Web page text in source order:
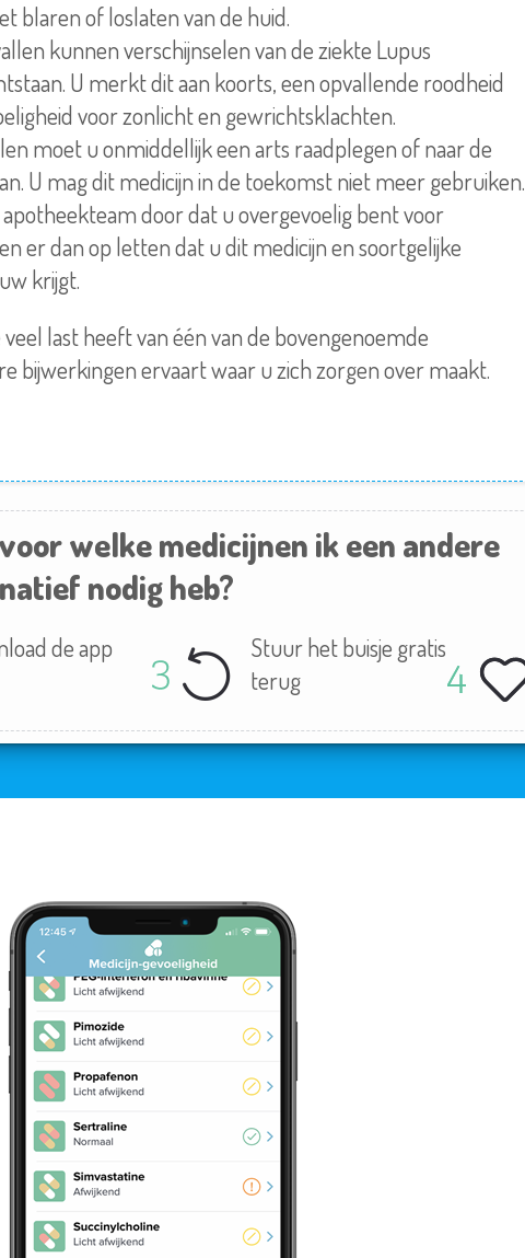
blaren of loslaten van de huid.
kunnen verschijnselen van de ziekte Lupus
U merkt dit aan koorts, een opvallende roodheid
voor zonlicht en gewrichtsklachten.
moet u onmiddellijk een arts raadplegen of naar de
U mag dit medicijn in de toekomst niet meer gebruiken.
door dat u overgevoelig bent voor
er dan op letten dat u dit medicijn en soortgelijke
krijgt.
last heeft van één van de bovengenoemde
bijwerkingen ervaart waar u zich zorgen over maakt.
welke medicijnen ik een andere
nodig heb?
de app
Stuur het buisje gratis
terug